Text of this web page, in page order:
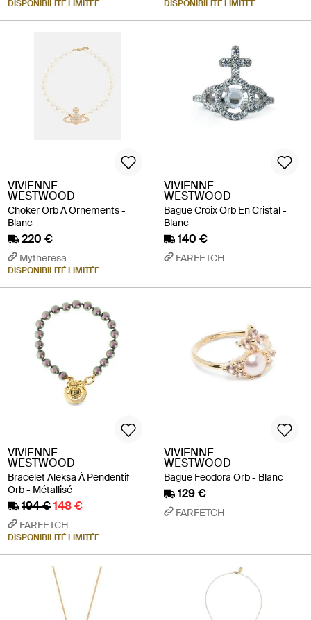
DISPONIBILITÉ LIMITÉE DISPONIBILITÉ LIMITÉE
VIVIENNE
WESTWOOD
Choker Orb A Ornements -
Blanc
220 €
Mytheresa
DISPONIBILITÉ LIMITÉE
VIVIENNE
WESTWOOD
Bague Croix Orb En Cristal -
Blanc
140 €
FARFETCH
VIVIENNE
WESTWOOD
Bracelet Aleksa À Pendentif
Orb - Métallisé
194 €148 €
FARFETCH
DISPONIBILITÉ LIMITÉE
VIVIENNE
WESTWOOD
Bague Feodora Orb - Blanc
129 €
FARFETCH